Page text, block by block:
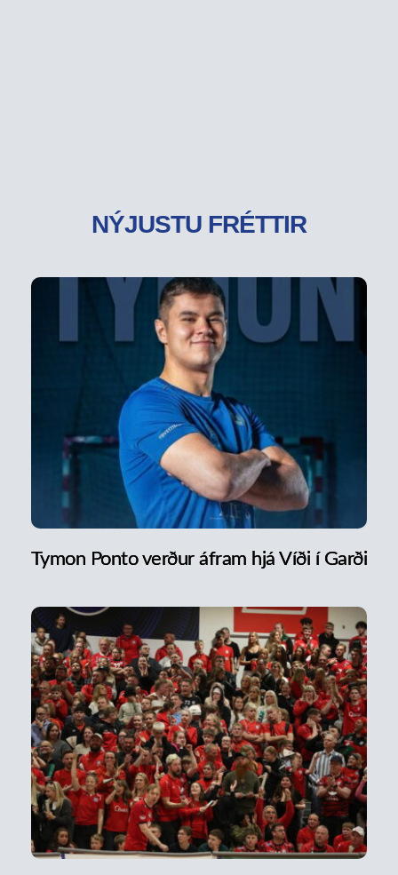
NÝJUSTU FRÉTTIR
Tymon Ponto verður áfram hjá Víði í Garði